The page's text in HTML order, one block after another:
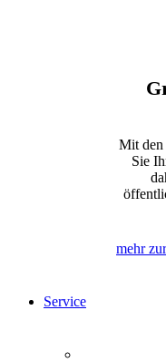
Mit den
Sie
mehr
Service